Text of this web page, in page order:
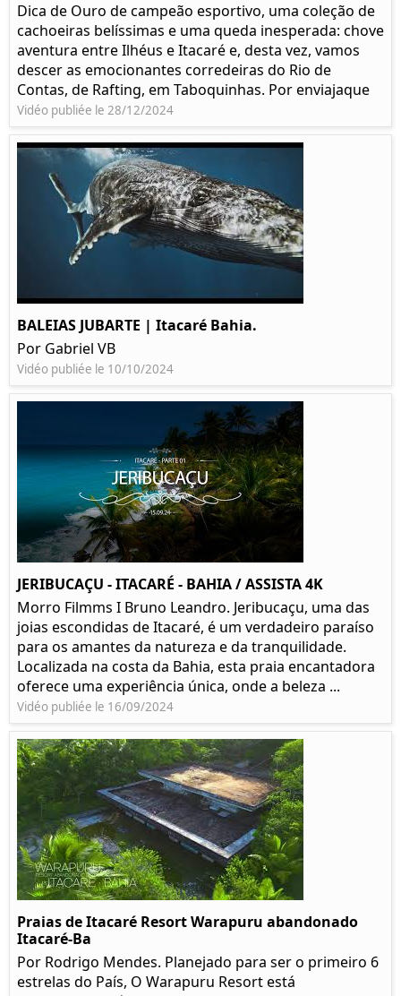
Dica de Ouro de campeão esportivo, uma coleção de
cachoeiras belíssimas e uma queda inesperada: chove
aventura entre Ilhéus e Itacaré e, desta vez, vamos
descer as emocionantes corredeiras do Rio de
Contas, de Rafting, em Taboquinhas. Por enviajaque
Vidéo publiée le 28/12/2024
BALEIAS JUBARTE | Itacaré Bahia.
Por Gabriel VB
Vidéo publiée le 10/10/2024
JERIBUCAÇU - ITACARÉ - BAHIA / ASSISTA 4K
Morro Filmms I Bruno Leandro. Jeribucaçu, uma das
joias escondidas de Itacaré, é um verdadeiro paraíso
para os amantes da natureza e da tranquilidade.
Localizada na costa da Bahia, esta praia encantadora
oferece uma experiência única, onde a beleza ...
Vidéo publiée le 16/09/2024
Praias de Itacaré Resort Warapuru abandonado
Itacaré-Ba
Por Rodrigo Mendes. Planejado para ser o primeiro 6
estrelas do País, O Warapuru Resort está